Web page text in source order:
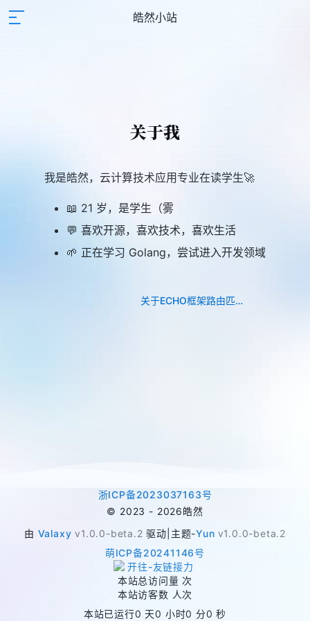
皓然小站
关于我
我是皓然，云计算技术应用专业在读学生🚀
📖 21 岁，是学生（雾
💬 喜欢开源，喜欢技术，喜欢生活
🌱 正在学习 Golang，尝试进入开发领域
关于ECHO框架路由匹配与中间件的坑
浙ICP备2023037163号
© 2023 - 2026皓然
由 Valaxy v1.0.0-beta.2 驱动 主题-Yun v1.0.0-beta.2
萌ICP备20241146号
本站总访问量 次
本站访客数 人次
本站已运行0 天0 小时0 分0 秒